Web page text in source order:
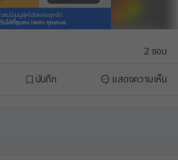
บันทึก แสดงความเห็น
2 ชอบ